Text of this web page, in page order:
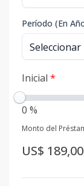
Período (En
Inicial *
0 %
Monto del
US$